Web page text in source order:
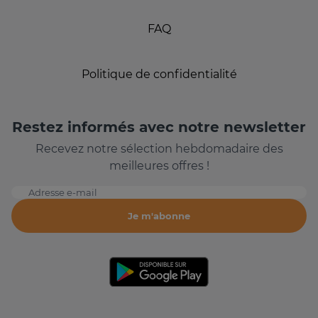
FAQ
Politique de confidentialité
Restez informés avec notre newsletter
Recevez notre sélection hebdomadaire des
meilleures offres !
Adresse e-mail
Je m'abonne